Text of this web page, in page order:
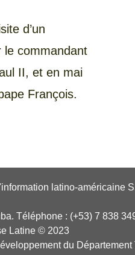
d’un
le commandant
II, et en mai
François.
latino-américaine
Téléphone : (+53) 7 838
Latine © 2023
du